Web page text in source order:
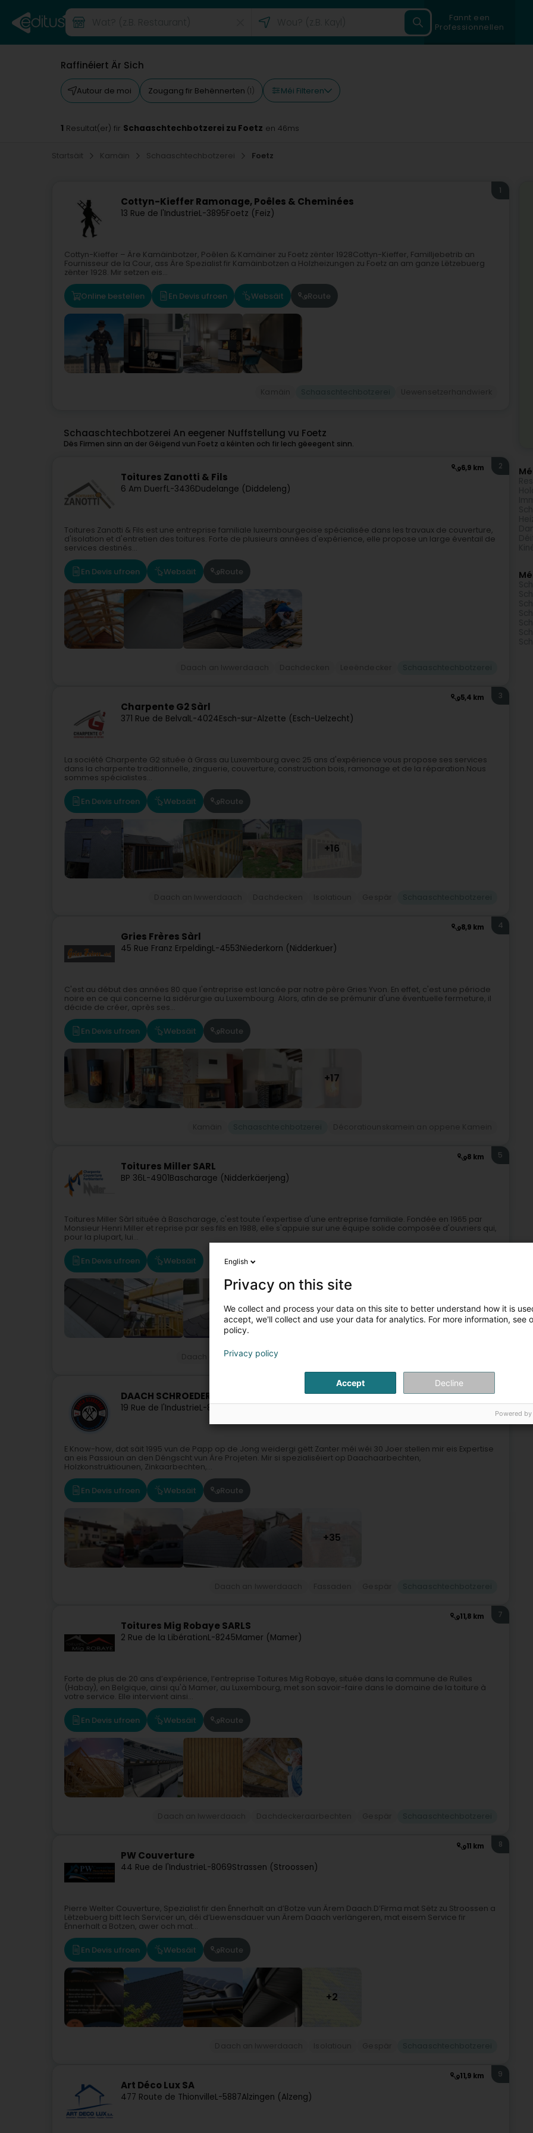
Fannt een
Professionnellen
Raffinéiert Är Sich
Autour de moi Zougang fir Behënnerten (1) Méi Filteren
1 Resultat(er) fir Schaaschtechbotzerei zu Foetz en 46ms
Startsäit Kamäin Schaaschtechbotzerei Foetz
Cottyn-Kieffer Ramonage, Poêles & Cheminées
13 Rue de l'IndustrieL-3895Foetz (Feiz)
1
Cottyn-Kieffer – Äre Kamäinbotzer, Poêlen & Kamäiner zu Foetz zënter 1928Cottyn-Kieffer, Familljebetrib an
Fournisseur de la Cour, ass Äre Spezialist fir Kamäinbotzen a Holzheizungen zu Foetz an am ganze Lëtzebuerg
zënter 1928. Mir setzen eis...
Online bestellen En Devis ufroen Websäit Route
Schaaschtechbotzerei An eegener Nuffstellung vu Foetz
Dës Firmen sinn an der Géigend vun Foetz a kéinten och fir Iech gëeegent sinn.
6,9 km
Toitures Zanotti & Fils
6 Am DuerfL-3436Dudelange (Diddeleng)
2
Toitures Zanotti & Fils est une entreprise familiale luxembourgeoise spécialisée dans les travaux de couverture,
d'isolation et d'entretien des toitures. Forte de plusieurs années d'expérience, elle propose un large éventail de
services destinés...
En Devis ufroen Websäit Route
5,4 km
Charpente G2 Sàrl
371 Rue de BelvalL-4024Esch-sur-Alzette (Esch-Uelzecht)
3
La société Charpente G2 située à Grass au Luxembourg avec 25 ans d'expérience vous propose ses services
dans la charpente traditionnelle, zinguerie, couverture, construction bois, ramonage et de la réparation.Nous
sommes spécialistes...
En Devis ufroen Websäit Route
+16
8,9 km
Gries Frères Sàrl
45 Rue Franz ErpeldingL-4553Niederkorn (Nidderkuer)
4
C'est au début des années 80 que l'entreprise est lancée par notre père Gries Yvon. En effet, c'est une période
noire en ce qui concerne la sidérurgie au Luxembourg. Alors, afin de se prémunir d'une éventuelle fermeture, il
décide de créer, après ses...
En Devis ufroen Websäit Route
+17
8 km
Toitures Miller SARL
BP 36L-4901Bascharage (Nidderkäerjeng)
5
Toitures Miller Sàrl située à Bascharage, c'est toute l'expertise d'une entreprise familiale. Fondée en 1965 par
Monsieur Henri Miller et reprise par ses fils en 1988, elle s'appuie sur une équipe solide composée d'ouvriers qui,
pour la plupart, lui...
En Devis ufroen Websäit
Daach an Iwwerdaach
10,7 km
DAACH SCHROEDER
19 Rue de l'IndustrieL-8069
E Know-how, dat säit 1995 vun de Papp op de Jong weidergi gëtt Zanter méi wéi 30 Joer stellen mir eis Expertise
an eis Passioun an den Déngscht vun Äre Projeten. Mir si spezialiséiert op Daachaarbechten,
Holzkonstruktiounen, Zinkaarbechten,...
En Devis ufroen Websäit Route
+35
11,8 km
Toitures Mig Robaye SARLS
2 Rue de la LibérationL-8245Mamer (Mamer)
7
Forte de plus de 20 ans d’expérience, l’entreprise Toitures Mig Robaye, située dans la commune de Rulles
(Habay), en Belgique, ainsi qu'à Mamer, au Luxembourg, met son savoir-faire dans le domaine de la toiture à
votre service. Elle intervient ainsi...
En Devis ufroen Websäit Route
11 km
PW Couverture
44 Rue de l'IndustrieL-8069Strassen (Stroossen)
8
Pierre Welter Couverture, Spezialist fir den Ënnerhalt an d’Botze vun Ärem Daach.D’Firma mat Sëtz zu Stroossen a
Lëtzebuerg bitt Iech Servicer un, déi d’Liewensdauer vun Ärem Daach verlängeren, mat eisem Service fir
Ënnerhalt a Botzen, awer och mat...
En Devis ufroen Websäit Route
+2
11,9 km
Art Déco Lux SA
477 Route de ThionvilleL-5887Alzingen (Alzeng)
9
English
Privacy on this site
We collect and process your data on this site to better understand how it is
accept, we'll collect and use your data for analytics. For more information, see
policy.
Privacy policy
Accept Decline
Powered by